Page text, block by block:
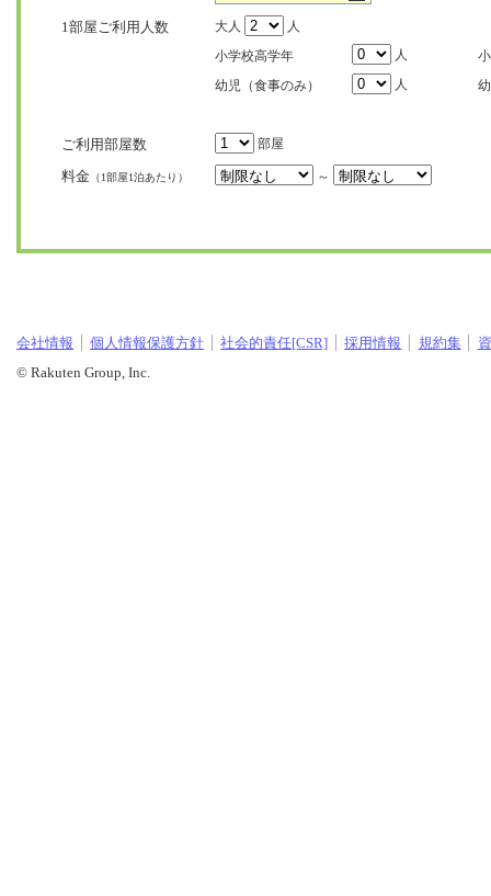
1部屋ご利用人数 大人
人
小学校高学年
人
幼児（食事のみ）
人
ご利用部屋数 部屋
料金 （1部屋1泊あたり） ～
会社情報 個人情報保護方針 社会的責任[CSR] 採用情報 規約集
© Rakuten Group, Inc.